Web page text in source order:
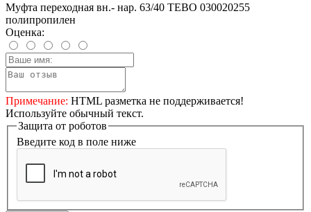
Муфта переходная вн.- нар. 63/40 TEBO 030020255
полипропилен
Оценка:
Примечание: HTML разметка не поддерживается!
Используйте обычный текст.
Защита от роботов
Введите код в поле ниже